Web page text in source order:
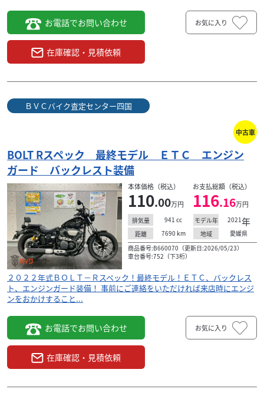
お電話でお問い合わせ
在庫確認・見積依頼
お気に入り
ＢＶＣバイク査定センター四国
中古車
BOLT Rスペック 最終モデル ＥＴＣ エンジン
ガード バックレスト装備
本体価格（税込）
110.00万円
お支払総額（税込）
116.16万円
排気量 941 cc モデル年 2021年
距離 7690 km 地域
愛媛県
商品番号:B660070（更新日:2026/05/23）
車台番号:752（下3桁）
２０２２年式ＢＯＬＴ－Ｒスペック！最終モデル！ＥＴＣ、バックレス
ト、エンジンガード装備！ 事前にご連絡をいただければ来店時にエンジ
ンをおかけすること...
お電話でお問い合わせ
在庫確認・見積依頼
お気に入り